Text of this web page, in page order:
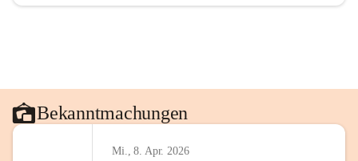
Bekanntmachungen
Mi., 8. Apr. 2026